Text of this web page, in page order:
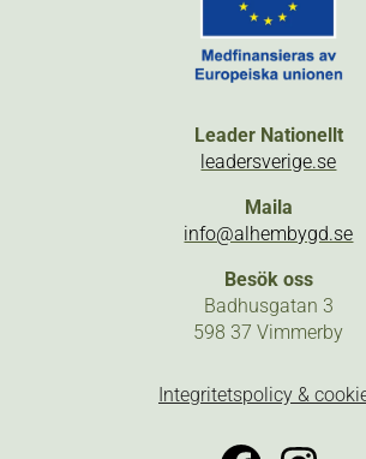
Leader Nationellt
leadersverige.se
Maila
info@alhembygd.se
Besök oss
Badhusgatan 3
598 37 Vimmerby
Integritetspolicy &